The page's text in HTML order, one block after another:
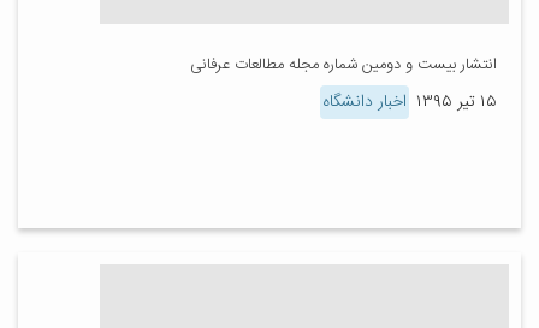
انتشار بیست و دومین شماره مجله مطالعات عرفانی
۱۵ تیر ۱۳۹۵ اخبار دانشگاه